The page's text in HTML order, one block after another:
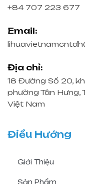
+84 707 223 677
Email:
Địa chỉ:
18 Đường Số 20,
phường Tân Hưng,
Việt Nam
Điều Hướng
Giới Thiệu
Sản Phẩm